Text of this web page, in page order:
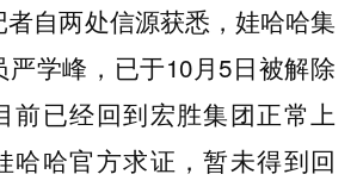
者自两处信源获悉，娃哈哈集
严学峰，已于10月5日被解除
前已经回到宏胜集团正常上
哈哈官方求证，暂未得到回